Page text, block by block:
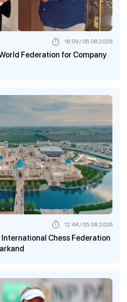
Federation for Company
16:09 / 05.08.2026
Chess Federation
12:44 / 05.08.2026